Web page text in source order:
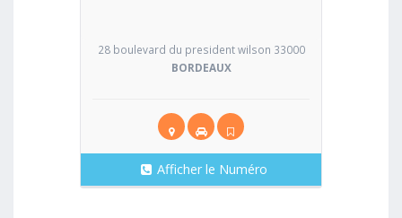
28 boulevard du president wilson 33000
BORDEAUX
Afficher le Numéro